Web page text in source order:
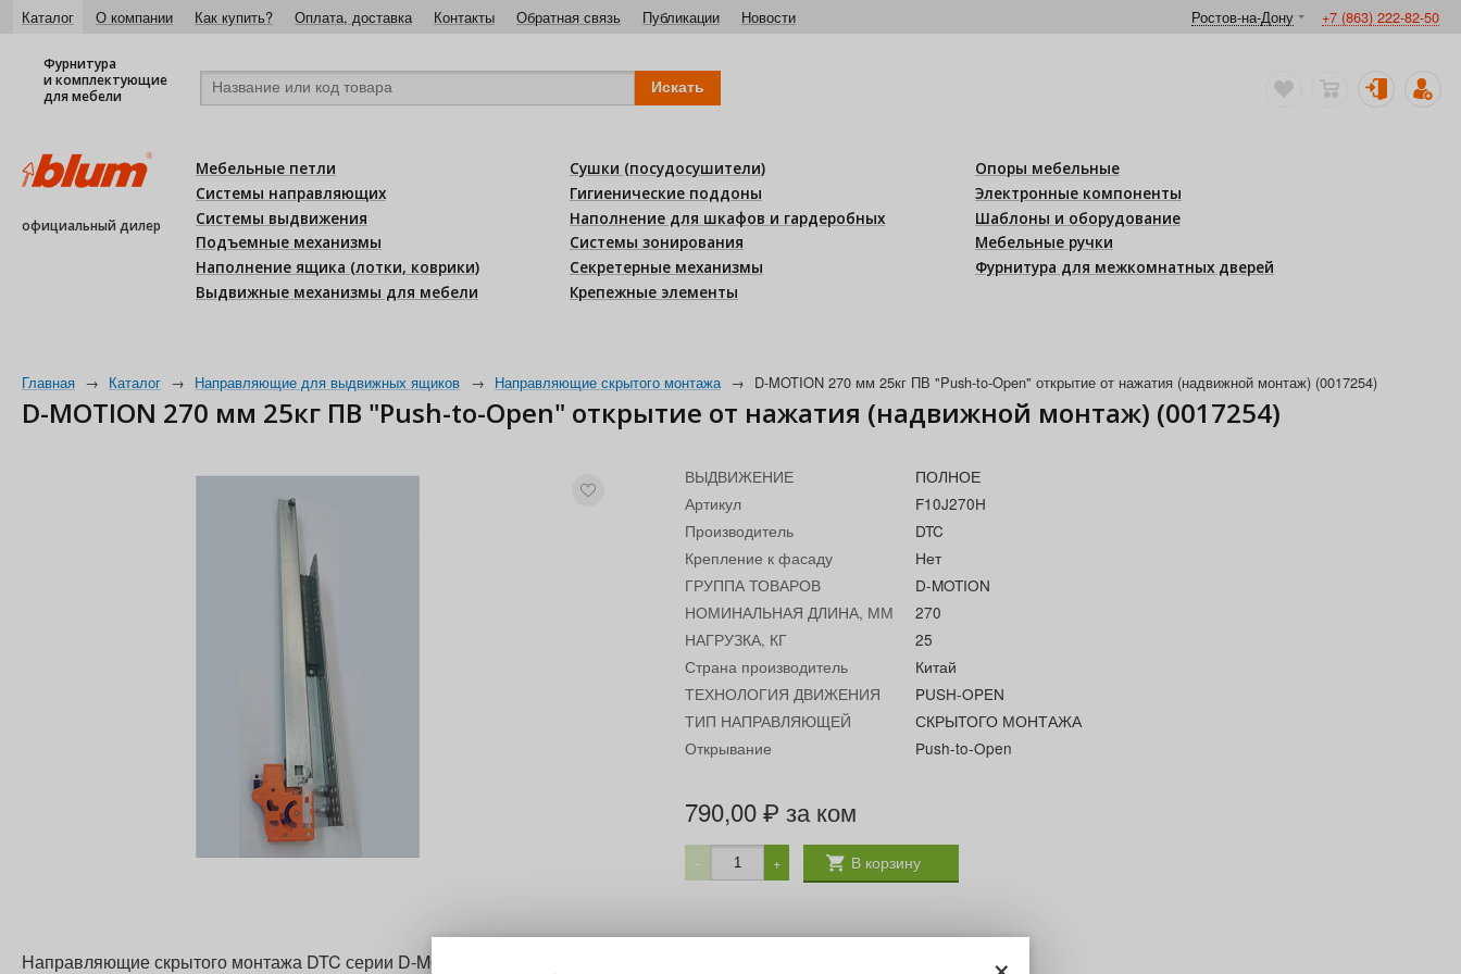
Каталог О компании Как купить? Оплата, доставка Контакты Обратная связь Публикации Новости Ростов-на-Дону +7 (863) 222-82-50
Фурнитура
и комплектующие
для мебели
официальный дилер
Мебельные петли
Системы направляющих
Системы выдвижения
Подъемные механизмы
Наполнение ящика (лотки, коврики)
Выдвижные механизмы для мебели
Сушки (посудосушители)
Гигиенические поддоны
Наполнение для шкафов и гардеробных
Системы зонирования
Секретерные механизмы
Крепежные элементы
Опоры мебельные
Электронные компоненты
Шаблоны и оборудование
Мебельные ручки
Фурнитура для межкомнатных дверей
Главная → Каталог → Направляющие для выдвижных ящиков → Направляющие скрытого монтажа → D-MOTION 270 мм 25кг ПВ "Push-to-Open" открытие от нажатия (надвижной монтаж) (0017254)
D-MOTION 270 мм 25кг ПВ "Push-to-Open" открытие от нажатия (надвижной монтаж) (0017254)
ВЫДВИЖЕНИЕ
ПОЛНОЕ
Артикул
F10J270H
Производитель
DTC
Крепление к фасаду
Нет
ГРУППА ТОВАРОВ
D-MOTION
НОМИНАЛЬНАЯ ДЛИНА, ММ
270
НАГРУЗКА, КГ
25
Страна производитель
Китай
ТЕХНОЛОГИЯ ДВИЖЕНИЯ
PUSH-OPEN
ТИП НАПРАВЛЯЮЩЕЙ
СКРЫТОГО МОНТАЖА
Открывание
Push-to-Open
790,00 ₽ за ком
− + В корзину
Направляющие скрытого монтажа DTC серии D-MOTION представляют собой надежное решение для мебельных ящиков,